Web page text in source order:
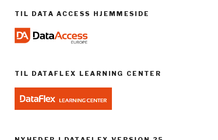
TIL DATA ACCESS HJEMMESIDE
TIL DATAFLEX LEARNING CENTER